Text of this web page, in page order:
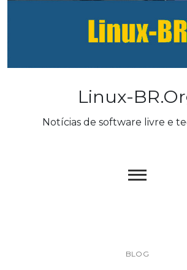
Linux-
Notícias de software livre e
BLOG